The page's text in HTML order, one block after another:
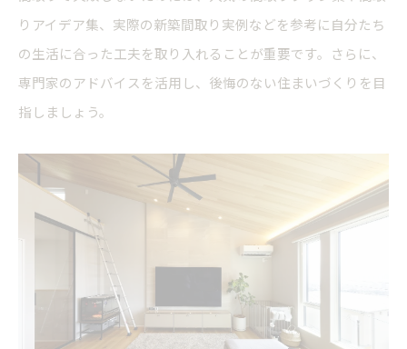
りアイデア集、実際の新築間取り実例などを参考に自分たち
の生活に合った工夫を取り入れることが重要です。さらに、
専門家のアドバイスを活用し、後悔のない住まいづくりを目
指しましょう。